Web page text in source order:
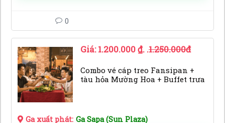
0
Giá:1.200.000₫. .1.250.000đ
Combo vé cáp treo Fansipan +
tàu hỏa Mường Hoa + Buffet trưa
Ga xuất phát: Ga Sapa (Sun Plaza)